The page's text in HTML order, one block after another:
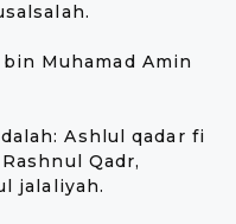
Muhamad Amin
Ashlul qadar fi
Qadr,
jalaliyah.